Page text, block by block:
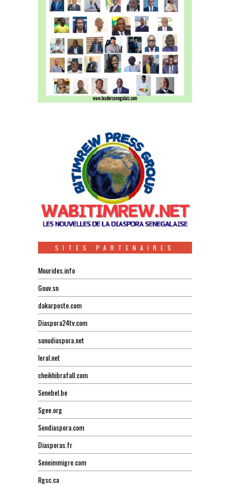
SITES PARTENAIRES
Mourides.info
Gouv.sn
dakarposte.com
Diaspora24tv.com
sunudiaspora.net
leral.net
cheikhibrafall.com
Senebel.be
Sgee.org
Sendiaspora.com
Diasporas.fr
Seneimmigre.com
Rgsc.ca